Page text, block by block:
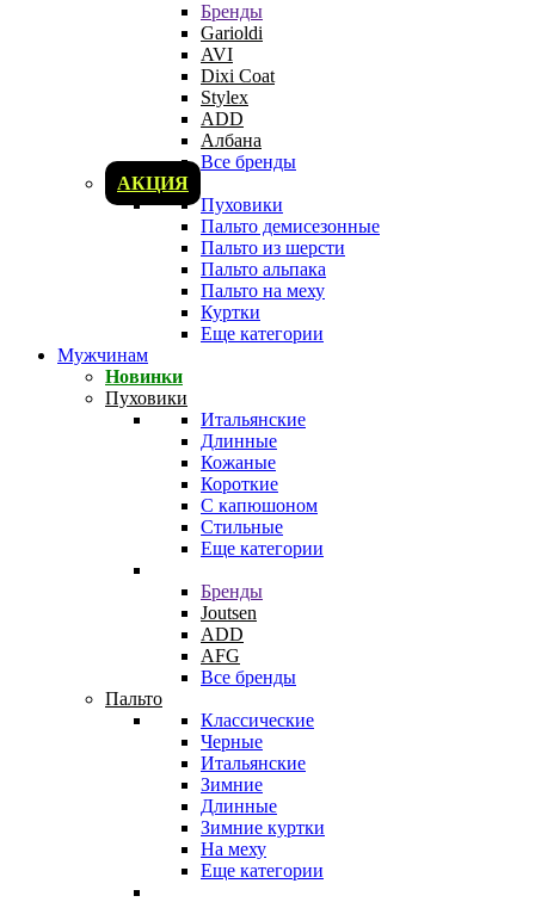
Бренды
Garioldi
AVI
Dixi Coat
Stylex
ADD
Албана
Все бренды
АКЦИЯ
Пуховики
Пальто демисезонные
Пальто из шерсти
Пальто альпака
Пальто на меху
Куртки
Еще категории
Мужчинам
Новинки
Пуховики
Итальянские
Длинные
Кожаные
Короткие
С капюшоном
Стильные
Еще категории
Бренды
Joutsen
ADD
AFG
Все бренды
Пальто
Классические
Черные
Итальянские
Зимние
Длинные
Зимние куртки
На меху
Еще категории